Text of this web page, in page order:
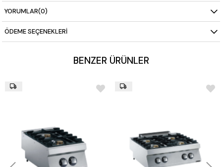
Su hazneli tasarım (yağ ve artıkları toplar, temizlik kolaylığı
sağlar)
Yüksek kapasiteli kullanım için geniş pişirme alanı
YORUMLAR(0)
ÖDEME SEÇENEKLERI
BENZER ÜRÜNLER